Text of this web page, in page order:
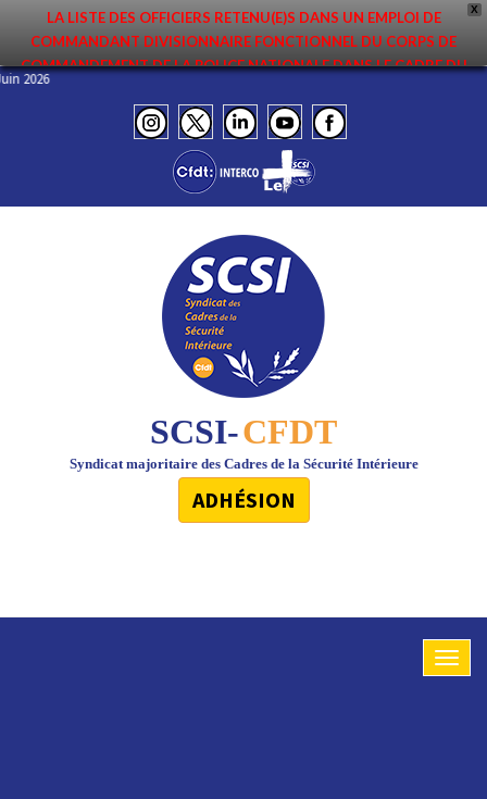
X
LA LISTE DES OFFICIERS RETENU(E)S DANS UN EMPLOI DE
COMMANDANT DIVISIONNAIRE FONCTIONNEL DU CORPS DE
COMMANDEMENT DE LA POLICE NATIONALE DANS LE CADRE DU
PREMIER MOUVEMENT 2026 A ÉTÉ DIFFUSÉE. ELLE EST DISPONIBLE EN
PAGES PROTÉGÉES DU SITE. FÉLICITATIONS AUX NOMMÉ(E)S !
Juin 2026
SCSI-CFDT
Syndicat majoritaire des Cadres de la Sécurité Intérieure
ADHÉSION